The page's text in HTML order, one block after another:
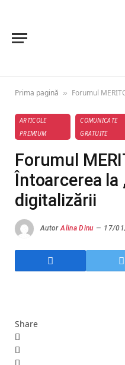
Prima pagină » Forumul MERITO
ARTICOLE
PREMIUM
COMUNICATE
GRATUITE
Forumul
Întoarcerea la
digitalizării
Autor Alina Dinu 17/
Share